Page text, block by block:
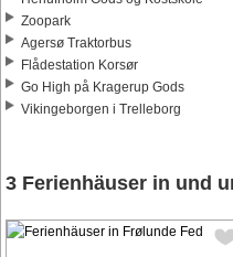
Zoopark
Agersø Traktorbus
Flådestation Korsør
Go High på Kragerup Gods
Vikingeborgen i Trelleborg
3 Ferienhäuser in und